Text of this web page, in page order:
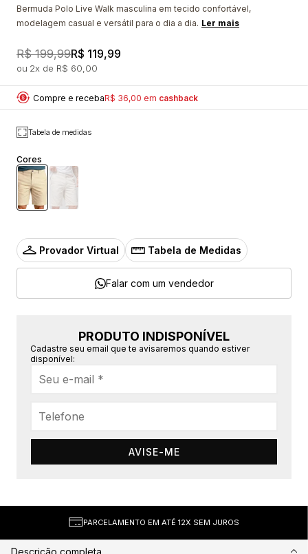
Bermuda Polo Live Walk masculina em tecido confortável,
modelagem casual e versátil para o dia a dia. Ler mais
R$ 199,99R$ 119,99
2x R$ 60,00
Compre e recebaR$ 36,00 em cashback
Tabela de medidas
Cores
Provador Virtual Tabela de Medidas
Falar com um vendedor
PRODUTO INDISPONÍVEL
Cadastre seu email que te avisaremos quando estiver
disponível:
AVISE-ME
PARCELAMENTO EM ATÉ 12X SEM JUROS
Descrição completa